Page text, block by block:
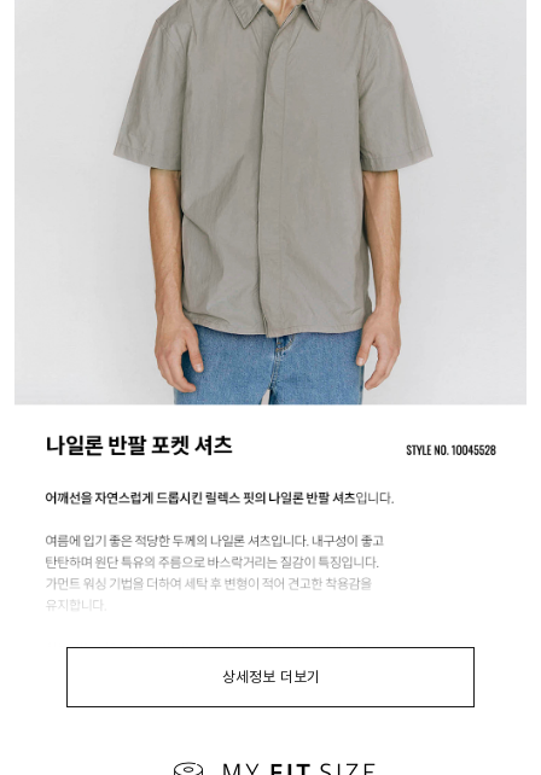
상세정보 더보기